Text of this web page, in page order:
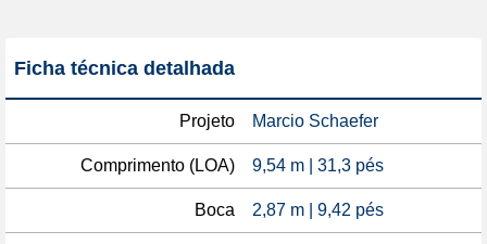
Ficha técnica detalhada
Projeto Marcio Schaefer
Comprimento (LOA) 9,54 m | 31,3 pés
Boca 2,87 m | 9,42 pés